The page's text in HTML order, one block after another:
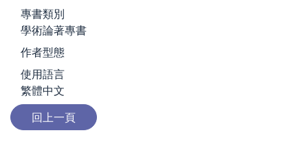
專書類別
學術論著專書
作者型態
使用語言
繁體中文